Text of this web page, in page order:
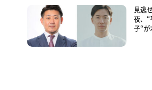
見逃
夜、
子“が